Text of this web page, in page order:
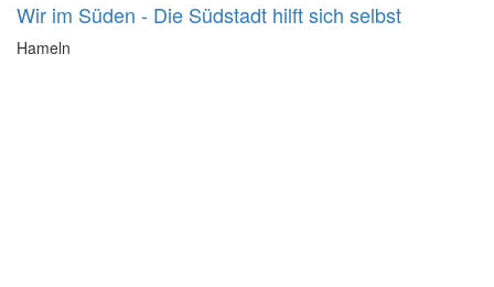
Wir im Süden - Die Südstadt hilft sich selbst
Hameln